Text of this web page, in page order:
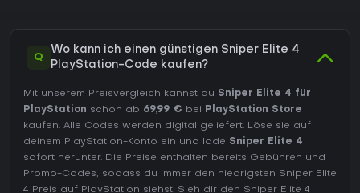
Q
Wo kann ich einen günstigen Sniper Elite 4
PlayStation-Code kaufen?
Mit unserem Preisvergleich kannst du Sniper Elite 4 für
PlayStation schon ab 69,99 € bei PlayStation Store
kaufen. Alle Codes werden digital geliefert. Löse sie auf
deinem PlayStation-Konto ein und lade Sniper Elite 4
sofort herunter. Die Preise enthalten bereits Gebühren und
Promo-Codes, sodass du immer den niedrigsten Sniper Elite
4 Preis auf PlayStation siehst. Sieh dir den Sniper Elite 4